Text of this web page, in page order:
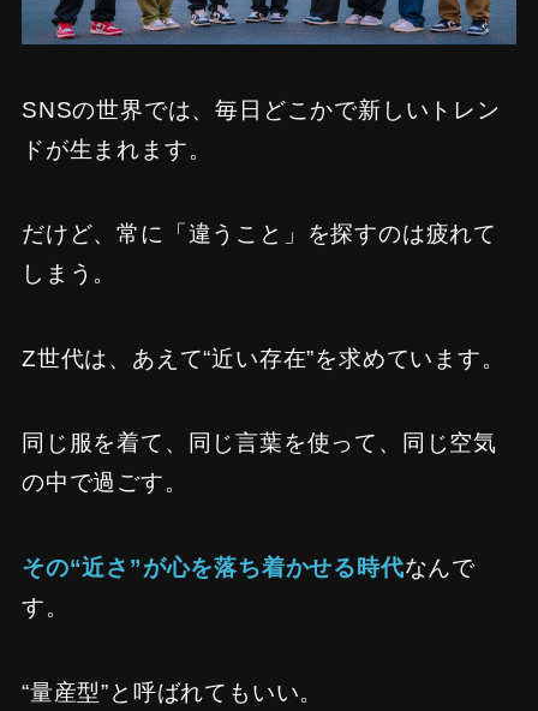
SNSの世界では、毎日どこかで新しいトレン
ドが生まれます。
だけど、常に「違うこと」を探すのは疲れて
しまう。
Z世代は、あえて“近い存在”を求めています。
同じ服を着て、同じ言葉を使って、同じ空気
の中で過ごす。
その“近さ”が心を落ち着かせる時代なんで
す。
“量産型”と呼ばれてもいい。